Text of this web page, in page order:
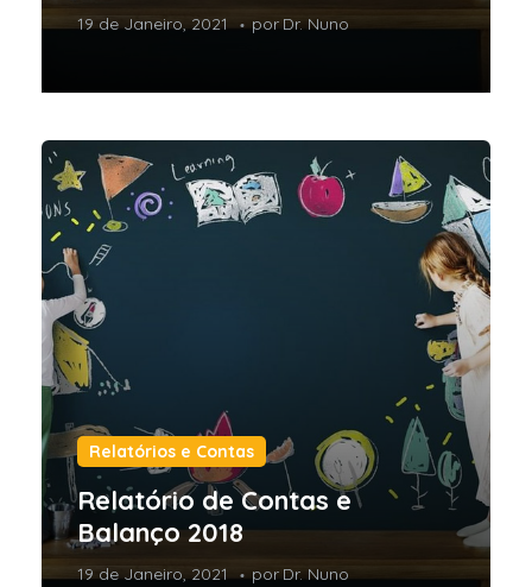
19 de Janeiro, 2021 porDr. Nuno
Relatórios e Contas
Relatório de Contas e
Balanço 2018
19 de Janeiro, 2021 porDr. Nuno